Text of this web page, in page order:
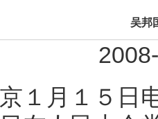
吴邦
月１５日电